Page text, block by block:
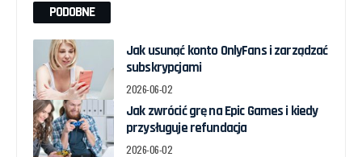
PODOBNE
Jak usunąć konto OnlyFans i zarządzać
subskrypcjami
2026-06-02
Jak zwrócić grę na Epic Games i kiedy
przysługuje refundacja
2026-06-02